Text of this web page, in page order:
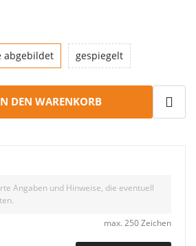
abgebildet gespiegelt
DEN WARENKORB
max. 250 Zeichen